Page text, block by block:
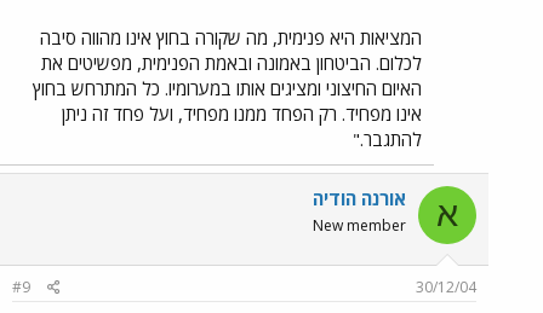
המציאות היא פנימית, מה שקורה בחוץ אינו מהווה סיבה
לכלום. הביטחון באמונה ובאמת הפנימית, מפשיטים את
האיום החיצוני ומציגים אותו במערומיו. כל המתרחש בחוץ
אינו מפחיד. רק הפחד ממנו מפחיד, ועל פחד זה ניתן
להתגבר."
א אורנה הודיה
New member
30/12/04
#9